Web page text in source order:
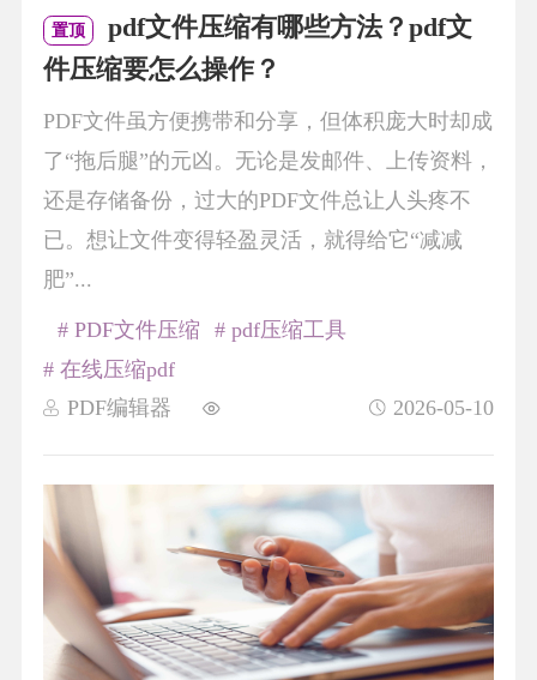
置顶
pdf文件压缩有哪些方法？pdf文
件压缩要怎么操作？
PDF文件虽方便携带和分享，但体积庞大时却成
了“拖后腿”的元凶。无论是发邮件、上传资料，
还是存储备份，过大的PDF文件总让人头疼不
已。想让文件变得轻盈灵活，就得给它“减减
肥”...
PDF编辑器 2026-05-10
# PDF文件压缩
# pdf压缩工具
# 在线压缩pdf